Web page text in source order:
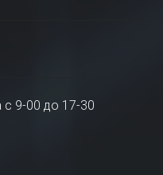
с 9-00 до 17-30